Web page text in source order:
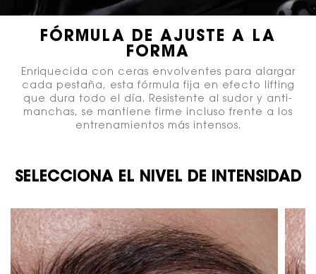
FÓRMULA DE AJUSTE A LA
FORMA
Enriquecida con ceras envolventes para alargar
cada pestaña, esta fórmula fija en efecto lifting
que dura todo el día. Resistente al sudor y anti-
manchas, se mantiene firme incluso frente a los
entrenamientos más intensos.
SELECCIONA EL NIVEL DE INTENSIDAD